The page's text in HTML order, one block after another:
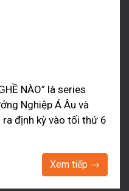
NÀO” là series
Nghiệp Á Âu và
định kỳ vào tối thứ 6
Xem tiếp →